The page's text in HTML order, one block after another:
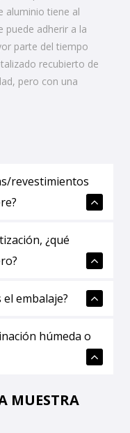
aluminio tiene al
puede adherir a la
parte del tiempo
recubierto de
pero con una
revestimientos
¿qué
el embalaje?
húmeda o
MUESTRA